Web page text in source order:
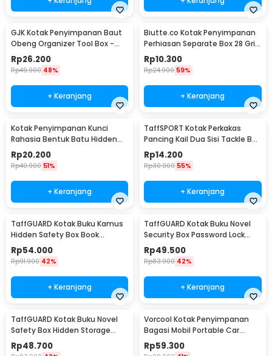
GJK Kotak Penyimpanan Baut
Obeng Organizer Tool Box -
Z20
Rp26.200
Rp49.900 48%
+ Keranjang
Biutte.co Kotak Penyimpanan
Perhiasan Separate Box 28 Grid
- SN-14
Rp10.300
Rp24.900 59%
+ Keranjang
Kotak Penyimpanan Kunci
Rahasia Bentuk Batu Hidden
Key Box - B0521
Rp20.200
Rp40.900 51%
+ Keranjang
TaffSPORT Kotak Perkakas
Pancing Kail Dua Sisi Tackle Box
14 Grid - LX01
Rp14.200
Rp30.900 55%
+ Keranjang
TaffGUARD Kotak Buku Kamus
Hidden Safety Box Book
Password Lock Size S - KB-10P
Rp54.000
Rp91.900 42%
+ Keranjang
TaffGUARD Kotak Buku Novel
Security Box Password Lock
Size S - KB-20P
Rp49.500
Rp83.900 42%
+ Keranjang
TaffGUARD Kotak Buku Novel
Safety Box Hidden Storage
Password Lock - KB-30P
Rp48.700
Vorcool Kotak Penyimpanan
Bagasi Mobil Portable Car
Storage Box 25 L - VL25
Rp59.300